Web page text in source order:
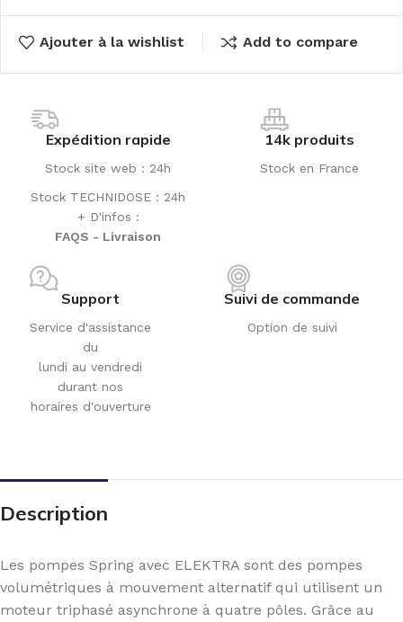
Ajouter à la wishlist Add to compare
Expédition rapide
Stock site web : 24h
Stock TECHNIDOSE : 24h
+ D'infos :
FAQS - Livraison
14k produits
Stock en France
Support
Service d'assistance
du
lundi au vendredi
durant nos
horaires d'ouverture
Suivi de commande
Option de suivi
Description
Les pompes Spring avec ELEKTRA sont des pompes
volumétriques à mouvement alternatif qui utilisent un
moteur triphasé asynchrone à quatre pôles. Grâce au